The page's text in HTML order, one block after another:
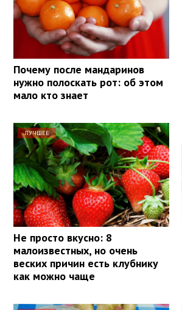
Почему после мандаринов
нужно полоскать рот: об этом
мало кто знает
ЛУЧШЕЕ
Не просто вкусно: 8
малоизвестных, но очень
веских причин есть клубнику
как можно чаще